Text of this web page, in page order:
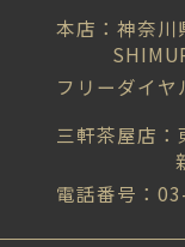
本店：神奈
フリーダイ
三軒茶屋店
電話番号：